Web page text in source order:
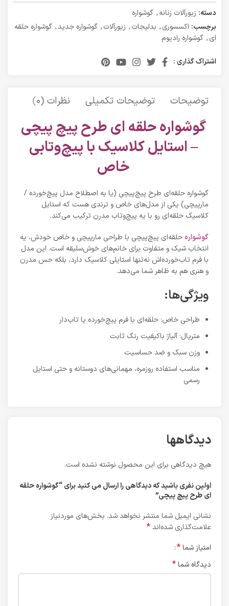
دسته: زیورآلات زنانه, گوشواره
برچسب: اکسسوری, بدلیجات, زیورآلات, گوشواره جدید, گوشواره حلقه
ای, گوشواره رادیوم
اشتراک گذاری :
توضیحات توضیحات تکمیلی نظرات (0)
گوشواره حلقه ای طرح پیچ پیچی
– استایل کلاسیک با پیچ‌و‌تابی
خاص
گوشواره‌ حلقه‌ای طرح پیچ‌پیچی (یا به اصطلاح مدل پیچ‌خورده /
مارپیچی) یکی از مدل‌های خاص و ترندی هست که استایل
کلاسیک حلقه‌ای رو با یه پیچ‌و‌تاب مدرن ترکیب می‌کند.
گوشوارهحلقه‌ای پیچ‌پیچی با طراحی مارپیچی و خاص خودش، یه
انتخاب شیک و متفاوت برای خانم‌های خوش‌سلیقه‌ است. این مدل
با فرم تاب‌خورده‌اش نه‌تنها استایلی کلاسیک دارد، بلکه حس مدرن
و هنری هم به ظاهر شما می‌دهد.
ویژگی‌ها:
طراحی خاص: حلقه‌ای با فرم پیچ‌خورده یا تاب‌دار
متریال: آلیاژ باکیفیت رنگ ثابت
وزن سبک و ضد حساسیت
مناسب استفاده روزمره، مهمانی‌های دوستانه و حتی استایل
رسمی
دیدگاهها
هیچ دیدگاهی برای این محصول نوشته نشده است.
اولین نفری باشید که دیدگاهی را ارسال می کنید برای “گوشواره حلقه
ای طرح پیچ پیچی”
نشانی ایمیل شما منتشر نخواهد شد. بخش‌های موردنیاز
علامت‌گذاری شده‌اند*
امتیاز شما*
دیدگاه شما*